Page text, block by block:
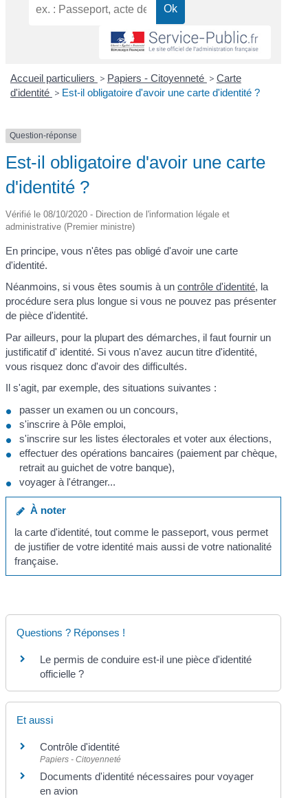
Accueil particuliers > Papiers - Citoyenneté > Carte
d'identité > Est-il obligatoire d'avoir une carte d'identité ?
Question-réponse
Est-il obligatoire d'avoir une carte
d'identité ?
Vérifié le 08/10/2020 - Direction de l'information légale et
administrative (Premier ministre)
En principe, vous n'êtes pas obligé d'avoir une carte
d'identité.
Néanmoins, si vous êtes soumis à uncontrôle d'identité, la
procédure sera plus longue si vous ne pouvez pas présenter
de pièce d'identité.
Par ailleurs, pour la plupart des démarches, il faut fournir un
justificatif d' identité. Si vous n'avez aucun titre d'identité,
vous risquez donc d'avoir des difficultés.
Il s'agit, par exemple, des situations suivantes :
passer un examen ou un concours,
s'inscrire à Pôle emploi,
s'inscrire sur les listes électorales et voter aux élections,
effectuer des opérations bancaires (paiement par chèque,
retrait au guichet de votre banque),
voyager à l'étranger...
À noter
la carte d'identité, tout comme le passeport, vous permet
de justifier de votre identité mais aussi de votre nationalité
française.
Questions ? Réponses !
Le permis de conduire est-il une pièce d'identité
officielle ?
Et aussi
Contrôle d'identité
Papiers - Citoyenneté
Documents d'identité nécessaires pour voyager
en avion